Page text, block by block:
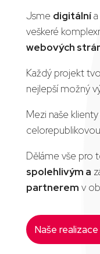
Jsme digitálnía
veškeré
webových
Každý projekt
nejlepší možný
Mezi naše
Děláme vše pro
spolehlivým a
partnerem v
Naše realizace